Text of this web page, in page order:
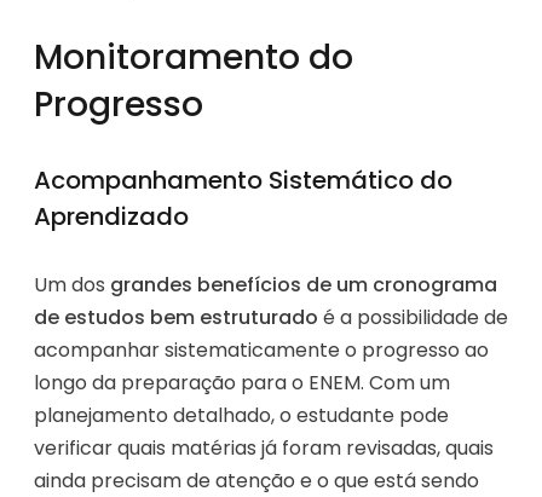
Monitoramento do
Progresso
Acompanhamento Sistemático do
Aprendizado
Um dos grandes benefícios de um cronograma
de estudos bem estruturado é a possibilidade de
acompanhar sistematicamente o progresso ao
longo da preparação para o ENEM. Com um
planejamento detalhado, o estudante pode
verificar quais matérias já foram revisadas, quais
ainda precisam de atenção e o que está sendo